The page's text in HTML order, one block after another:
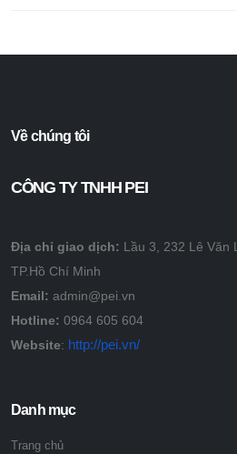
Về chúng tôi
CÔNG TY TNHH PEI
Địa chỉ giao dịch: Lầu 3, 232 Lê Văn
TP.Hồ Chí Minh
Email: admin@pei.vn
Hotline: 0964 605 604
Website: http://pei.vn/
Danh mục
Trang chủ